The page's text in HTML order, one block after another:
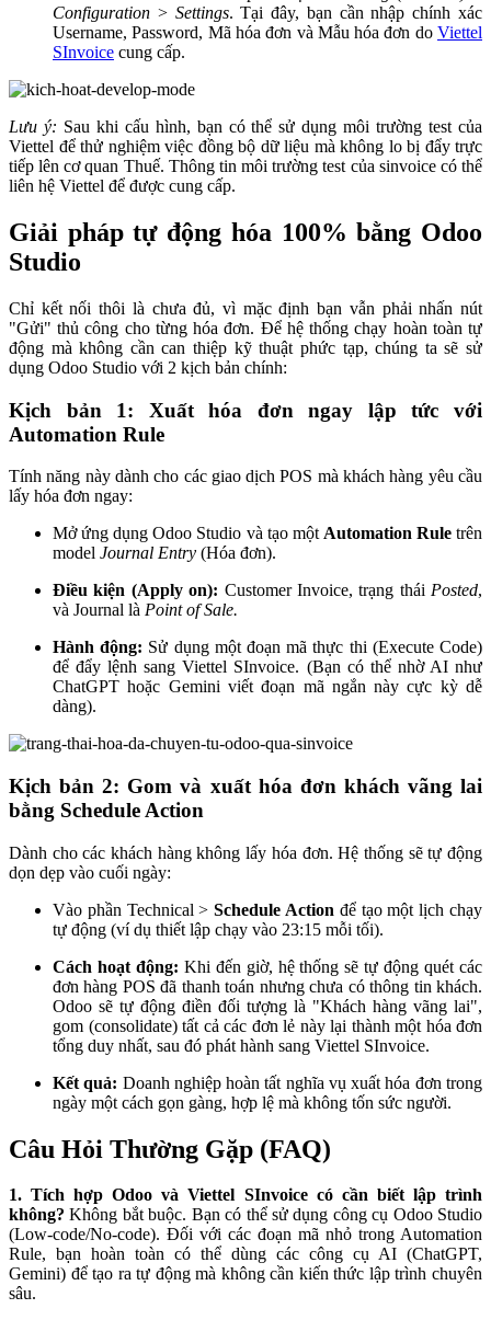
Configuration > Settings. Tại đây, bạn cần nhập chính xác
Username, Password, Mã hóa đơn và Mẫu hóa đơn do Viettel
SInvoice cung cấp.
Lưu ý: Sau khi cấu hình, bạn có thể sử dụng môi trường test của
Viettel để thử nghiệm việc đồng bộ dữ liệu mà không lo bị đẩy trực
tiếp lên cơ quan Thuế. Thông tin môi trường test của sinvoice có thể
liên hệ Viettel để được cung cấp.
Giải pháp tự động hóa 100% bằng Odoo
Studio
Chỉ kết nối thôi là chưa đủ, vì mặc định bạn vẫn phải nhấn nút
"Gửi" thủ công cho từng hóa đơn. Để hệ thống chạy hoàn toàn tự
động mà không cần can thiệp kỹ thuật phức tạp, chúng ta sẽ sử
dụng Odoo Studio với 2 kịch bản chính:
Kịch bản 1: Xuất hóa đơn ngay lập tức với
Automation Rule
Tính năng này dành cho các giao dịch POS mà khách hàng yêu cầu
lấy hóa đơn ngay:
Mở ứng dụng Odoo Studio và tạo một Automation Ruletrên
model Journal Entry (Hóa đơn).
Điều kiện (Apply on): Customer Invoice, trạng thái Posted,
và Journal là Point of Sale.
Hành động: Sử dụng một đoạn mã thực thi (Execute Code)
để đẩy lệnh sang Viettel SInvoice. (Bạn có thể nhờ AI như
ChatGPT hoặc Gemini viết đoạn mã ngắn này cực kỳ dễ
dàng).
Kịch bản 2: Gom và xuất hóa đơn khách vãng lai
bằng Schedule Action
Dành cho các khách hàng không lấy hóa đơn. Hệ thống sẽ tự động
dọn dẹp vào cuối ngày:
Vào phần Technical >Schedule Action để tạo một lịch chạy
tự động (ví dụ thiết lập chạy vào 23:15 mỗi tối).
Cách hoạt động: Khi đến giờ, hệ thống sẽ tự động quét các
đơn hàng POS đã thanh toán nhưng chưa có thông tin khách.
Odoo sẽ tự động điền đối tượng là "Khách hàng vãng lai",
gom (consolidate) tất cả các đơn lẻ này lại thành một hóa đơn
tổng duy nhất, sau đó phát hành sang Viettel SInvoice.
Kết quả: Doanh nghiệp hoàn tất nghĩa vụ xuất hóa đơn trong
ngày một cách gọn gàng, hợp lệ mà không tốn sức người.
Câu Hỏi Thường Gặp (FAQ)
1. Tích hợp Odoo và Viettel SInvoice có cần biết lập trình
không? Không bắt buộc. Bạn có thể sử dụng công cụ Odoo Studio
(Low-code/No-code). Đối với các đoạn mã nhỏ trong Automation
Rule, bạn hoàn toàn có thể dùng các công cụ AI (ChatGPT,
Gemini) để tạo ra tự động mà không cần kiến thức lập trình chuyên
sâu.